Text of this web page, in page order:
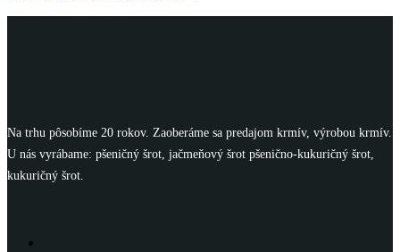
Na trhu pôsobíme 20 rokov. Zaoberáme sa predajom krmív, výrobou krmív.
U nás vyrábame: pšeničný šrot, jačmeňový šrot pšenično-kukuričný šrot,
kukuričný šrot.